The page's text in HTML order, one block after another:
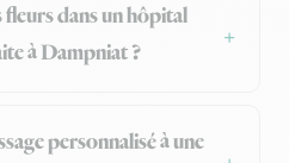
dans un hôpital
à Dampniat ?
personnalisé à une